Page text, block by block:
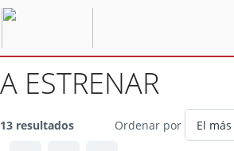
A ESTRENAR
13 resultados Ordenar por